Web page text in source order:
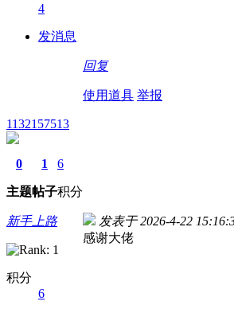
4
发消息
回复
使用道具 举报
1132157513
0
主题
1
帖子
6
积分
新手上路
积分
6
发表于 2026-4-22
感谢大佬